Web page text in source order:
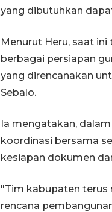
yang dibutuhkan
Menurut Heru, saat
berbagai persiapan
yang direncanakan
Sebalo.
Ia mengatakan,
koordinasi bersama
kesiapan dokumen
"Tim kabupaten terus
rencana